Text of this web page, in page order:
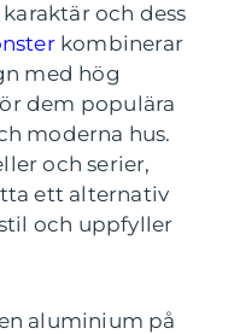
och dess
kombinerar
med hög
dem populära
moderna hus.
och serier,
ett alternativ
och uppfyller
aluminium på